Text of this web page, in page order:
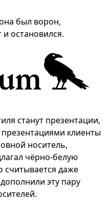
был ворон,
и остановился.
станут презентации,
клиенты
носитель,
чёрно-белую
считывается даже
эту пару